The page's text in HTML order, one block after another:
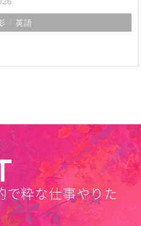
真撮影
で粋な仕事やりた